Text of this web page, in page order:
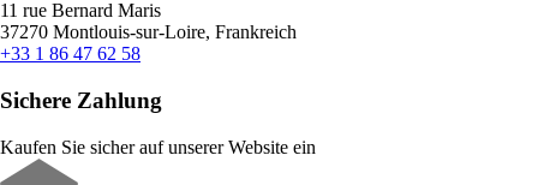
11 rue Bernard Maris
37270 Montlouis-sur-Loire, Frankreich
+33 1 86 47 62 58
Sichere Zahlung
Kaufen Sie sicher auf unserer Website ein